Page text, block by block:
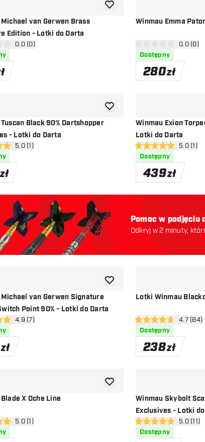
van Gerwen Brass
Edition - Lotki do Darta
otwórz panel recenzji
oceny0.0 (0)
dodaj do listy życzeń
Winmau Emma
otwórz
0 gwiazdki oceny0.0 (0)
Dostępny
280zł
Black 90% Dartshopper
- Lotki do Darta
otwórz panel recenzji
oceny5.0 (1)
zł
dodaj do listy życzeń
Winmau Exion
Lotki do Darta
otwórz
5 gwiazdki oceny5.0 (1)
Dostępny
439zł
van Gerwen Signature
Point 90% - Lotki do Darta
otwórz panel recenzji
oceny
4.9 (7)
zł
dodaj do listy życzeń
Lotki Winmau
otwórz
4.7 gwiazdki oceny4.7 (84)
Dostępny
238zł
X Oche Line
otwórz panel recenzji
oceny5.0 (1)
dodaj do listy życzeń
Winmau Skybolt
Exclusives - Lotki
otwórz
5 gwiazdki oceny5.0 (11)
Dostępny
Pomoc w podjęciu
Odkryj w 2 minuty,